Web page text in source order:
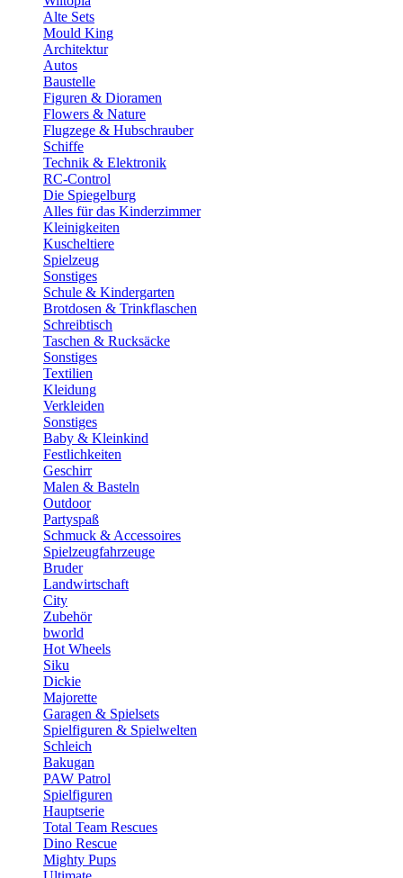
Alte Sets
Mould King
Architektur
Autos
Baustelle
Figuren & Dioramen
Flowers & Nature
Flugzege & Hubschrauber
Schiffe
Technik & Elektronik
RC-Control
Die Spiegelburg
Alles für das Kinderzimmer
Kleinigkeiten
Kuscheltiere
Spielzeug
Sonstiges
Schule & Kindergarten
Brotdosen & Trinkflaschen
Schreibtisch
Taschen & Rucksäcke
Sonstiges
Textilien
Kleidung
Verkleiden
Sonstiges
Baby & Kleinkind
Festlichkeiten
Geschirr
Malen & Basteln
Outdoor
Partyspaß
Schmuck & Accessoires
Spielzeugfahrzeuge
Bruder
Landwirtschaft
City
Zubehör
bworld
Hot Wheels
Siku
Dickie
Majorette
Garagen & Spielsets
Spielfiguren & Spielwelten
Schleich
Bakugan
PAW Patrol
Spielfiguren
Hauptserie
Total Team Rescues
Dino Rescue
Mighty Pups